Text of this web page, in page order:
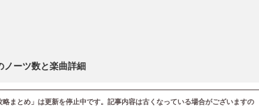
ーツ数と楽曲詳細
略まとめ」は更新を停止中です。記事内容は古くなっている場合がございますの